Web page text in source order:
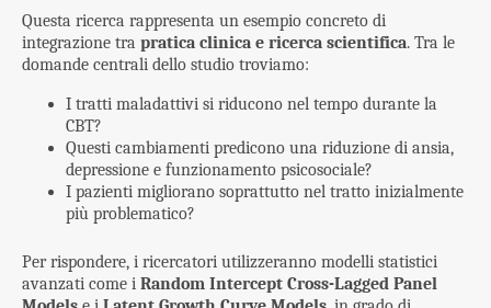
Questa ricerca rappresenta un esempio concreto di
integrazione tra pratica clinica e ricerca scientifica. Tra le
domande centrali dello studio troviamo:
I tratti maladattivi si riducono nel tempo durante la
CBT?
Questi cambiamenti predicono una riduzione di ansia,
depressione e funzionamento psicosociale?
I pazienti migliorano soprattutto nel tratto inizialmente
più problematico?
Per rispondere, i ricercatori utilizzeranno modelli statistici
avanzati come i Random Intercept Cross-Lagged Panel